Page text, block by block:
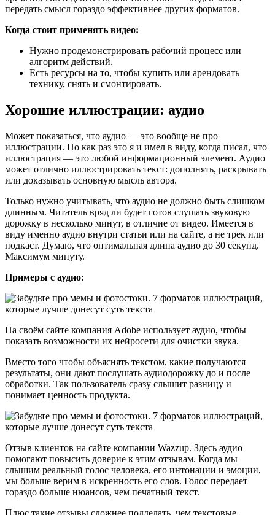
передать смысл гораздо эффективнее других форматов.
Когда стоит применять видео:
Нужно продемонстрировать рабочий процесс или
алгоритм действий.
Есть ресурсы на то, чтобы купить или арендовать
технику, снять и смонтировать.
Хорошие иллюстрации: аудио
Может показаться, что аудио — это вообще не про
иллюстрации. Но как раз это я и имел в виду, когда писал, что
иллюстрация — это любой информационный элемент. Аудио
может отлично иллюстрировать текст: дополнять, раскрывать
или доказывать основную мысль автора.
Только нужно учитывать, что аудио не должно быть слишком
длинным. Читатель вряд ли будет готов слушать звуковую
дорожку в несколько минут, в отличие от видео. Имеется в
виду именно аудио внутри статьи или на сайте, а не трек или
подкаст. Думаю, что оптимальная длина аудио до 30 секунд.
Максимум минуту.
Примеры с аудио:
На своём сайте компания Adobe использует аудио, чтобы
показать возможности их нейросети для очистки звука.
Вместо того чтобы объяснять текстом, какие получаются
результаты, они дают послушать аудиодорожку до и после
обработки. Так пользователь сразу слышит разницу и
понимает ценность продукта.
Отзыв клиентов на сайте компании Wazzup. Здесь аудио
помогают повысить доверие к этим отзывам. Когда мы
слышим реальный голос человека, его интонации и эмоции,
мы больше верим в искренность его слов. Голос передает
гораздо больше нюансов, чем печатный текст.
Плюс такие отзывы сложнее подделать, чем текстовые.